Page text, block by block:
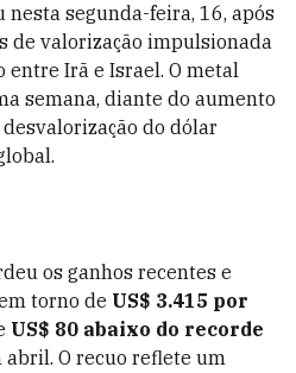
nesta segunda-feira, 16, após
de valorização impulsionada
entre Irã e Israel. O metal
semana, diante do aumento
do dólar
os ganhos recentes e
torno de US$ 3.415 por
US$ 80 abaixo do recorde
abril. O recuo reflete um